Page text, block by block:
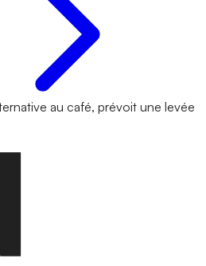
au café, prévoit une levée